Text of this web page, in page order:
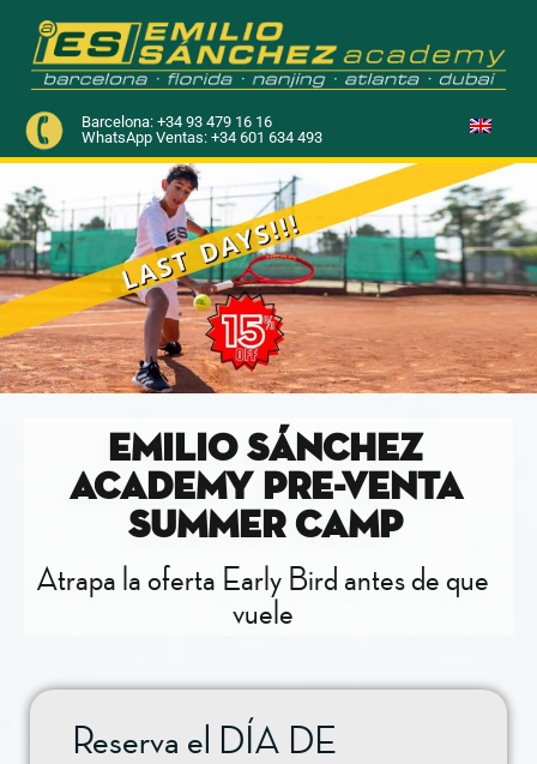
Barcelona: +34 93 479 16 16
WhatsApp Ventas: +34 601 634 493
EMILIO SÁNCHEZ
ACADEMY PRE-VENTA
SUMMER CAMP
Atrapa la oferta Early Bird antes de que
vuele
Reserva el DÍA DE